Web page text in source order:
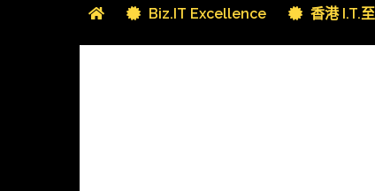
Biz.IT Excellence 香港 I.T.